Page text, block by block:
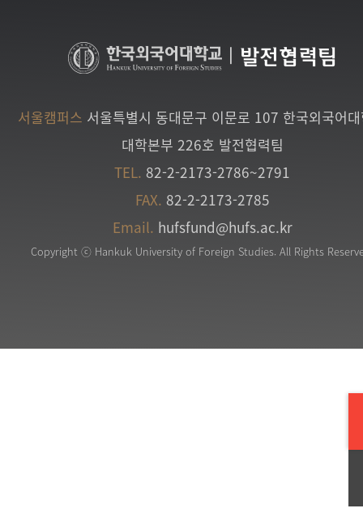
발전협력팀
서울캠퍼스 서울특별시 동대문구 이문로 107 한국외국어
대학본부 226호 발전협력팀
TEL. 82-2-2173-2786~2791
FAX. 82-2-2173-2785
Email. hufsfund@hufs.ac.kr
Copyright ⓒ Hankuk University of Foreign Studies. All Rights